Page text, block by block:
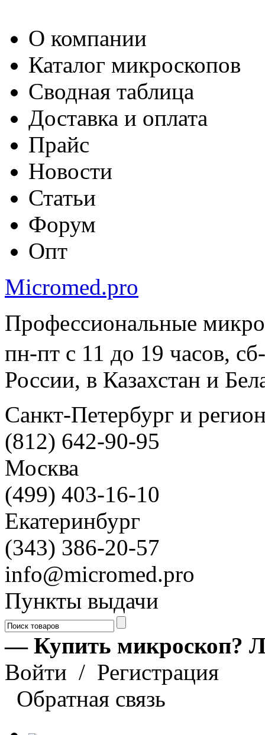
О компании
Каталог микроскопов
Сводная таблица
Доставка и оплата
Прайс
Новости
Статьи
Форум
Опт
Micromed.pro
Профессиональные
пн-пт с 11 до 19 часов,
России, в Казахстан и
Санкт-Петербург и
(812) 642-90-95
Москва
(499) 403-16-10
Екатеринбург
(343) 386-20-57
info@micromed.pro
Пункты выдачи
— Купить микроскоп?
Войти / Регистрация
Обратная связь